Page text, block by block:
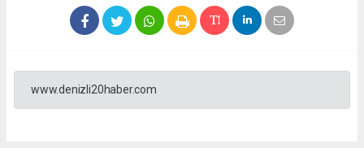
www.denizli20haber.com